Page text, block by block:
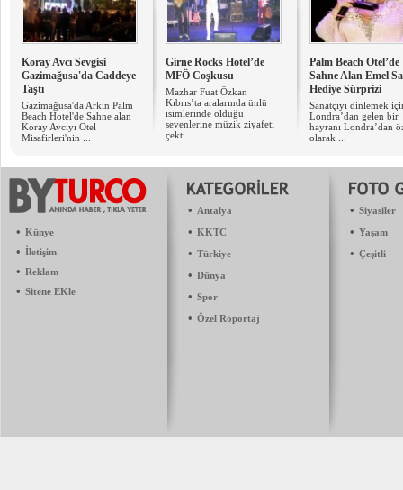
Koray Avcı Sevgisi
Gazimağusa'da Caddeye
Taştı
Gazimağusa'da Arkın Palm
Beach Hotel'de Sahne alan
Koray Avcıyı Otel
Misafirleri'nin ...
Girne Rocks Hotel’de
MFÖ Coşkusu
Mazhar Fuat Özkan
Kıbrıs’ta aralarında ünlü
isimlerinde olduğu
sevenlerine müzik ziyafeti
çekti.
Palm Beach Otel’de
Sahne Alan Emel
Hediye Sürprizi
Sanatçıyı dinlemek
Londra’dan gelen bir
hayranı Londra’dan
olarak ...
• Künye
• İletişim
• Reklam
• Sitene EKle
• Antalya
• KKTC
• Türkiye
• Dünya
• Spor
• Özel Röportaj
• Siyasiler
• Yaşam
• Çeşitli